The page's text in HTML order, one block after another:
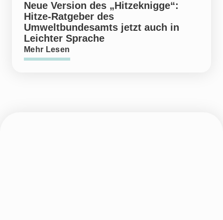
Neue Version des „Hitzeknigge“:
Hitze-Ratgeber des
Umweltbundesamts jetzt auch in
Leichter Sprache
Mehr Lesen